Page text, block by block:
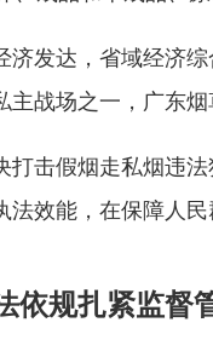
济发达，省域经济
战场之一，广东
打击假烟走私烟违
效能，在保障人
依规扎紧监督